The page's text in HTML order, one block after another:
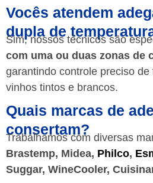
Vocês atendem
dupla de
Sim, nossos técnicos são
com uma ou duas zonas de
garantindo controle preciso
vinhos tintos e brancos.
Quais marcas de
consertam?
Trabalhamos com diversas
Brastemp, Midea, Philco,
Suggar, WineCooler,